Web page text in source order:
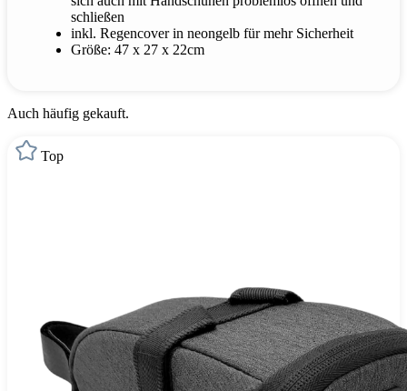
schließen
inkl. Regencover in neongelb für mehr Sicherheit
Größe: 47 x 27 x 22cm
Auch häufig gekauft.
Top